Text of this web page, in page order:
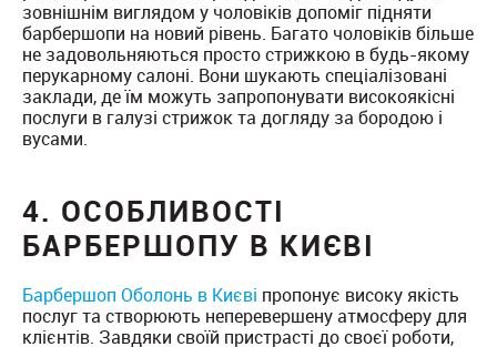
зовнішнім виглядом у чоловіків допоміг підняти
барбершопи на новий рівень. Багато чоловіків більше
не задовольняються просто стрижкою в будь-якому
перукарному салоні. Вони шукають спеціалізовані
заклади, де їм можуть запропонувати високоякісні
послуги в галузі стрижок та догляду за бородою і
вусами.
4. ОСОБЛИВОСТІ
БАРБЕРШОПУ В КИЄВІ
Барбершоп Оболонь в Києві пропонує високу якість
послуг та створюють неперевершену атмосферу для
клієнтів. Завдяки своїй пристрасті до своєї роботи,